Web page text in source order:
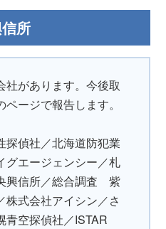
所
社があります。今後取
ージで報告します。
探偵社／北海道防犯業
グエージェンシー／札
興信所／総合調査 紫
株式会社アイシン／さ
青空探偵社／ISTAR